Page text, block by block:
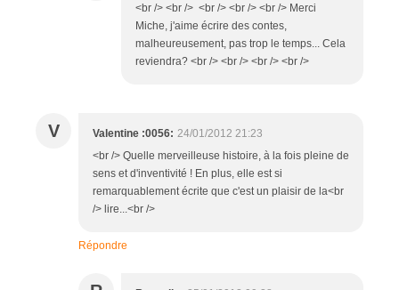
<br /> <br /> <br /> <br /> <br /> Merci
Miche, j'aime écrire des contes,
malheureusement, pas trop le temps... Cela
reviendra? <br /> <br /> <br /> <br />
V Valentine :0056: 24/01/2012 21:23
<br /> Quelle merveilleuse histoire, à la fois pleine de
sens et d'inventivité ! En plus, elle est si
remarquablement écrite que c'est un plaisir de la<br
/> lire...<br />
Répondre